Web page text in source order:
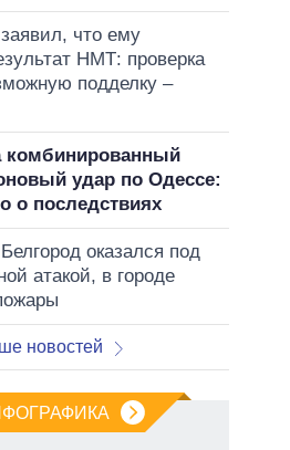
что ему
НМТ: проверка
подделку –
комбинированный
удар по Одессе:
о последствиях
оказался под
атакой, в городе
новостей